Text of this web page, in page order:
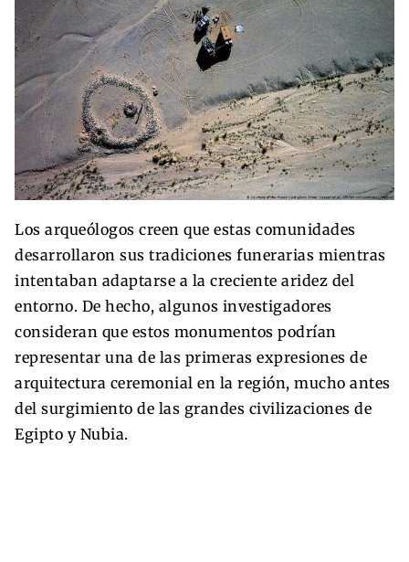
Los arqueólogos creen que estas comunidades
desarrollaron sus tradiciones funerarias mientras
intentaban adaptarse a la creciente aridez del
entorno. De hecho, algunos investigadores
consideran que estos monumentos podrían
representar una de las primeras expresiones de
arquitectura ceremonial en la región, mucho antes
del surgimiento de las grandes civilizaciones de
Egipto y Nubia.